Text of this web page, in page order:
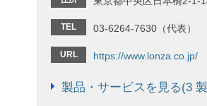
TEL 03-6264-7630（代表）
URL https://www.lonza.co.jp/
製品・サービスを見る(3